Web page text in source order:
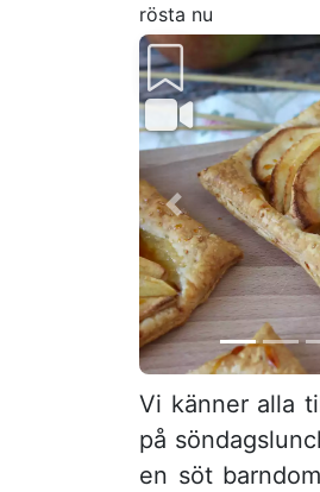
rösta nu
Föregående
Vi känner alla
på
en söt